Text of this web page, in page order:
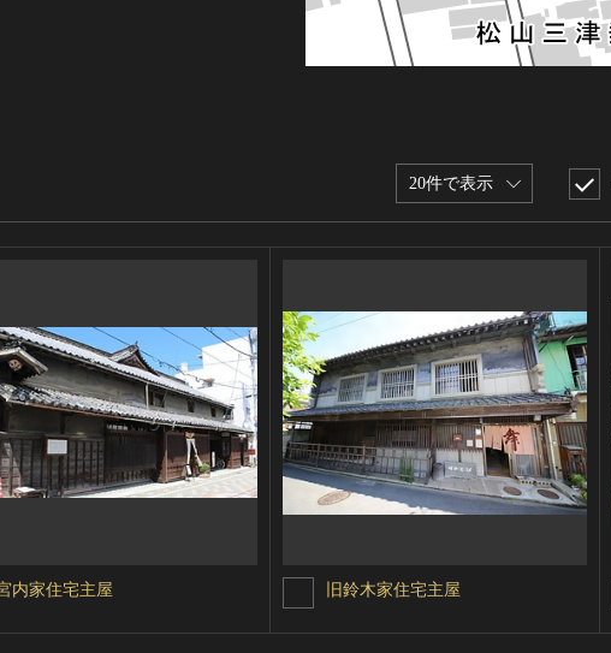
20件で表示
内家住宅主屋 旧鈴木家住宅主屋